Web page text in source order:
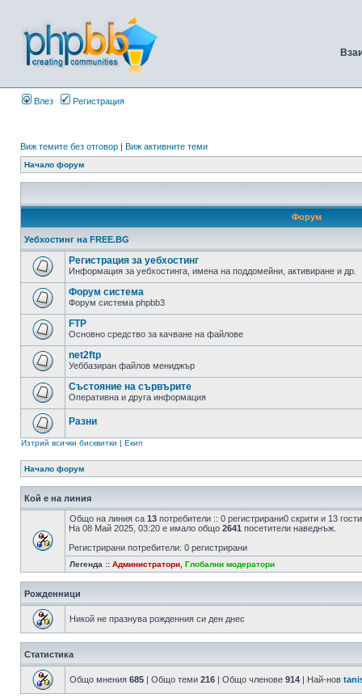
Влез Регистрация
Виж темите без отговор | Виж активните теми
Начало форум
Форум
Уебхостинг на FREE.BG
Регистрация за уебхостинг
Информация за уебхостинга, имена на поддомейни, активиране и др.
Форум система
Форум система phpbb3
FTP
Основно средство за качване на файлове
net2ftp
Уеббазиран файлов мениджър
Състояние на сървърите
Оперативна и друга информация
Разни
Изтрий всички бисквитки | Екип
Начало форум
Кой е на линия
Общо на линия са 13 потребители :: 0 регистрирани0 скрити и 13
На 08 Май 2025, 03:20 е имало общо 2641 посетители наведнъж.
Регистрирани потребители: 0 регистрирани
Легенда :: Администратори Глобални модератори
Рожденници
Никой не празнува рожденния си ден днес
Статистика
Общо мнения 685 | Общо теми 216 | Общо членове 914 | Най-нов